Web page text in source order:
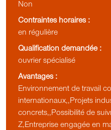
Non
Contraintes horaires :
en régulière
Qualification demandée :
ouvrier spécialisé
Avantages :
Environnement de travail
internationaux,,Projets
concrets,,Possibilité de
Z,Entreprise engagée en